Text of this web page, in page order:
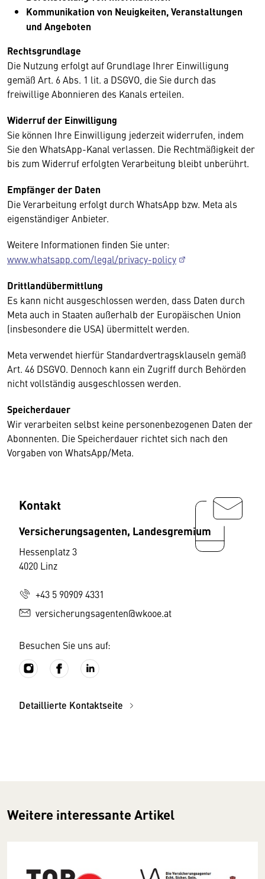
Kommunikation von Neuigkeiten, Veranstaltungen
und Angeboten
Rechtsgrundlage
Die Nutzung erfolgt auf Grundlage Ihrer Einwilligung
gemäß Art. 6 Abs. 1 lit. a DSGVO, die Sie durch das
freiwillige Abonnieren des Kanals erteilen.
Widerruf der Einwilligung
Sie können Ihre Einwilligung jederzeit widerrufen, indem
Sie den WhatsApp-Kanal verlassen. Die Rechtmäßigkeit der
bis zum Widerruf erfolgten Verarbeitung bleibt unberührt.
Empfänger der Daten
Die Verarbeitung erfolgt durch WhatsApp bzw. Meta als
eigenständiger Anbieter.
Weitere Informationen finden Sie unter:
www.whatsapp.com/legal/privacy-policy
Drittlandübermittlung
Es kann nicht ausgeschlossen werden, dass Daten durch
Meta auch in Staaten außerhalb der Europäischen Union
(insbesondere die USA) übermittelt werden.
Meta verwendet hierfür Standardvertragsklauseln gemäß
Art. 46 DSGVO. Dennoch kann ein Zugriff durch Behörden
nicht vollständig ausgeschlossen werden.
Speicherdauer
Wir verarbeiten selbst keine personenbezogenen Daten der
Abonnenten. Die Speicherdauer richtet sich nach den
Vorgaben von WhatsApp/Meta.
Kontakt
Versicherungsagenten, Landesgremium
Hessenplatz 3
4020 Linz
+43 5 90909 4331
versicherungsagenten@wkooe.at
Besuchen Sie uns auf:
Detaillierte Kontaktseite
Weitere interessante Artikel